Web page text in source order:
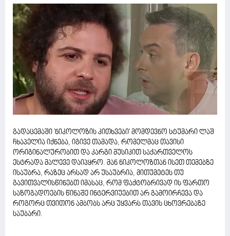
გადაცემაში 'ნიკოლოზის კითხვები' მომდევნო სტუმარი ლაშ
ჩხაპელია იქნება, იგივე თამადა, რომელმაც თავისი
ორიგინალურობით და კარგი მუსიკით საქართველოს
ესტრადა მალევე დაიპყრო. მან ნიკოლოზთან ისეთ თემებზე
ისაუბრა, რაზეც არსად არ უსაუბრია, მითუმეტეს თუ
გავითვალისწინებთ იმასაც, რომ ფაქტობრივად ის ფართო
საზოგადოების წინაშე ინტერვიუებით არ გამოირჩევა და
როგორც თვითონ ამბობს არც უყვარს თავის ცხოვრებაზე
საუბარი.